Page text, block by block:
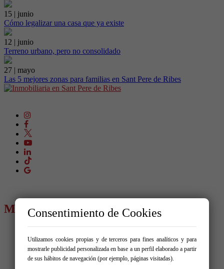
15 | junio
Cómo legalizar una casa que ya existe
12 | junio
Terreno urbano, pero no consolidado
27 | mayo
Las 5 mejores zonas para familias en Sant Pere de Ribes
MENÚ
Alquilar
Vende tu inmueble
Promociones
Consentimiento de Cookies
Utilizamos cookies propias y de terceros para fines analíticos y para
mostrarle publicidad personalizada en base a un perfil elaborado a partir
de sus hábitos de navegación (por ejemplo, páginas visitadas).